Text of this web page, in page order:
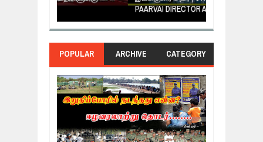
PAARVAI DIRECTOR AMEER
POPULAR ARCHIVE CATEGORY